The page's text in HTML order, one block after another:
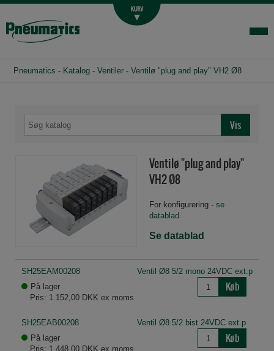
Fittings og slange
Login-infocenter
Pneumatics - Katalog - Ventiler - Ventilø "plug and play" VH2 Ø8
Ventilø "plug and play"
VH2 Ø8
For konfigurering - se
datablad.
Se datablad
SH25EAM00208
Ventil Ø8 5/2 mono 24VDC ext.p
På lager
Pris: 1.152,00 DKK ex moms
Køb
SH25EAB00208
Ventil Ø8 5/2 bist 24VDC ext.p
På lager
Pris: 1.448,00 DKK ex moms
Køb